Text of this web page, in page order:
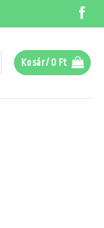
Kosár / 0 Ft